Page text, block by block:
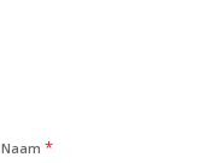
Naam *